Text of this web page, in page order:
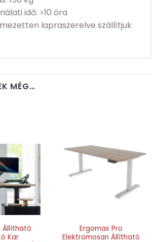
idő: >10 óra
lapraszerelve szállítjuk
MÉG…
Állítható
Kar
Ergomax Pro
Elektromosan Állítható